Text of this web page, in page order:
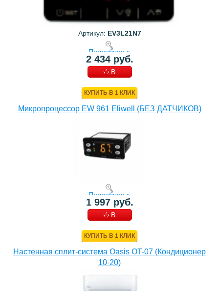
Артикул: EV3L21N7
Подробнее »
2 434 руб.
В
КУПИТЬ В 1 КЛИК
Микропроцессор EW 961 Eliwell (БЕЗ ДАТЧИКОВ)
Подробнее »
1 997 руб.
В
КУПИТЬ В 1 КЛИК
Настенная сплит-система Oasis OT-07 (Кондиционер
10-20)